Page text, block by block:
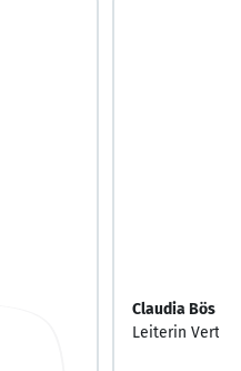
Claudia Bös
Leiterin